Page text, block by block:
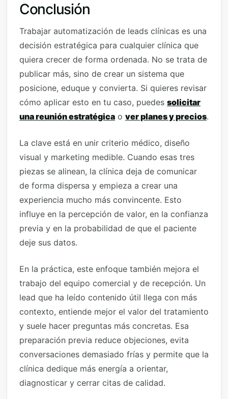
Conclusión
Trabajar automatización de leads clínicas es una
decisión estratégica para cualquier clínica que
quiera crecer de forma ordenada. No se trata de
publicar más, sino de crear un sistema que
posicione, eduque y convierta. Si quieres revisar
cómo aplicar esto en tu caso, puedes solicitar
una reunión estratégica o ver planes y precios.
La clave está en unir criterio médico, diseño
visual y marketing medible. Cuando esas tres
piezas se alinean, la clínica deja de comunicar
de forma dispersa y empieza a crear una
experiencia mucho más convincente. Esto
influye en la percepción de valor, en la confianza
previa y en la probabilidad de que el paciente
deje sus datos.
En la práctica, este enfoque también mejora el
trabajo del equipo comercial y de recepción. Un
lead que ha leído contenido útil llega con más
contexto, entiende mejor el valor del tratamiento
y suele hacer preguntas más concretas. Esa
preparación previa reduce objeciones, evita
conversaciones demasiado frías y permite que la
clínica dedique más energía a orientar,
diagnosticar y cerrar citas de calidad.